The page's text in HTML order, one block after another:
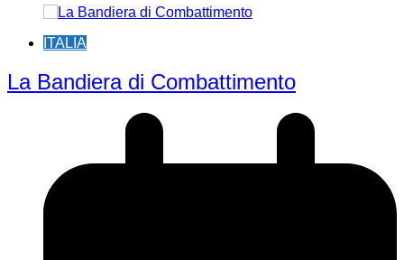
ITALIA
La Bandiera di Combattimento